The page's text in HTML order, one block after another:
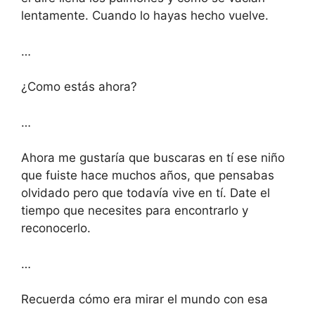
lentamente. Cuando lo hayas hecho vuelve.
…
¿Como estás ahora?
…
Ahora me gustaría que buscaras en tí ese niño
que fuiste hace muchos años, que pensabas
olvidado pero que todavía vive en tí. Date el
tiempo que necesites para encontrarlo y
reconocerlo.
…
Recuerda cómo era mirar el mundo con esa